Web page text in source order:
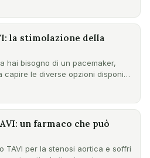
la stimolazione della
hai bisogno di un pacemaker,
capire le diverse opzioni disponi…
un farmaco che può
TAVI per la stenosi aortica e soffri